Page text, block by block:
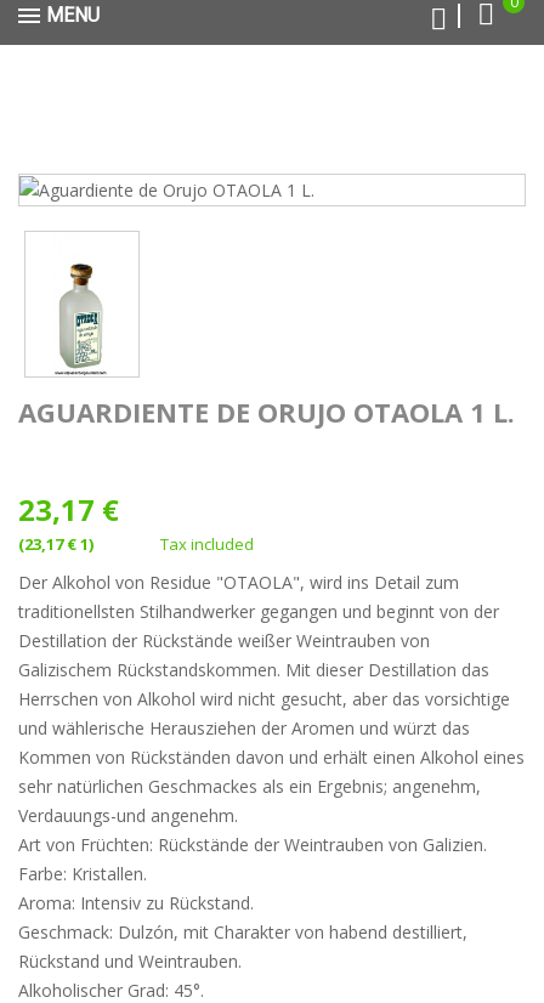
MENU
AGUARDIENTE DE ORUJO OTAOLA 1 L.
23,17 €
(23,17 € 1) Tax included
Der Alkohol von Residue "OTAOLA", wird ins Detail zum
traditionellsten Stilhandwerker gegangen und beginnt von der
Destillation der Rückstände weißer Weintrauben von
Galizischem Rückstandskommen. Mit dieser Destillation das
Herrschen von Alkohol wird nicht gesucht, aber das vorsichtige
und wählerische Herausziehen der Aromen und würzt das
Kommen von Rückständen davon und erhält einen Alkohol eines
sehr natürlichen Geschmackes als ein Ergebnis; angenehm,
Verdauungs-und angenehm.
Art von Früchten: Rückstände der Weintrauben von Galizien.
Farbe: Kristallen.
Aroma: Intensiv zu Rückstand.
Geschmack: Dulzón, mit Charakter von habend destilliert,
Rückstand und Weintrauben.
Alkoholischer Grad: 45°.